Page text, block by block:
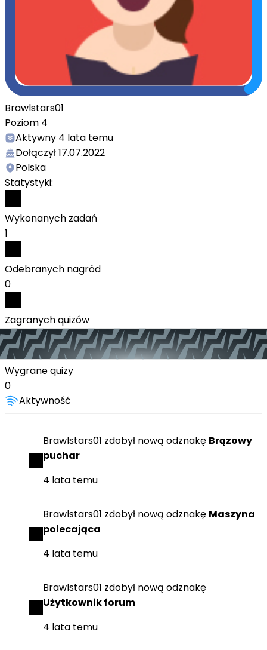
Brawlstars01
Poziom 4
Aktywny 4 lata temu
Dołączył17.07.2022
Polska
Statystyki:
Wykonanych zadań
1
Odebranych nagród
0
Zagranych quizów
0
Wygrane quizy
0
Aktywność
Brawlstars01 zdobył nową odznakę Brązowy
puchar
4 lata temu
Brawlstars01 zdobył nową odznakę Maszyna
polecająca
4 lata temu
Brawlstars01 zdobył nową odznakę
Użytkownik forum
4 lata temu